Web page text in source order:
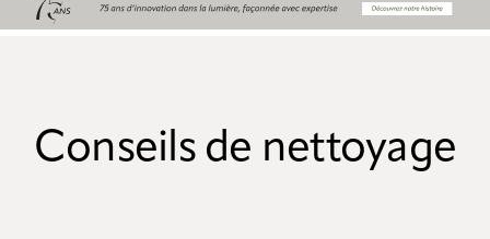
Conseils de nettoyage